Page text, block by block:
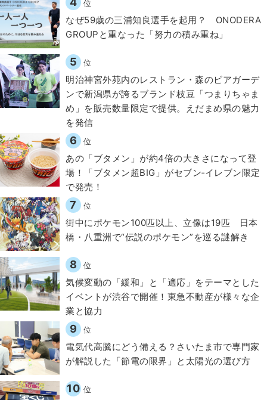
位
なぜ59歳の三浦知良選手を起用？ ONODERA
GROUPと重なった「努力の積み重ね」
5 位
明治神宮外苑内のレストラン・森のビアガーデ
ンで新潟県が誇るブランド枝豆「つまりちゃま
め」を販売数量限定で提供。えだまめ県の魅力
を発信
6 位
あの「ブタメン」が約4倍の大きさになって登
場！「ブタメン超BIG」がセブン‐イレブン限定
で発売！
7 位
街中にポケモン100匹以上、立像は19匹 日本
橋・八重洲で“伝説のポケモン”を巡る謎解き
8 位
気候変動の「緩和」と「適応」をテーマとした
イベントが渋谷で開催！東急不動産が様々な企
業と協力
9 位
電気代高騰にどう備える？さいたま市で専門家
が解説した「節電の限界」と太陽光の選び方
10 位